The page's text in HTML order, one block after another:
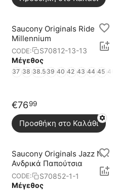
Saucony Originals Ride
Millennium
CODE:
S70812-13-13
Μέγεθος
37 38 38.539 40 42 43 44 45 46
€7699
Προσθήκη στο Καλάθι
Saucony Originals Jazz Nxt
Ανδρικά Παπούτσια
CODE:
S70852-1-1
Μέγεθος